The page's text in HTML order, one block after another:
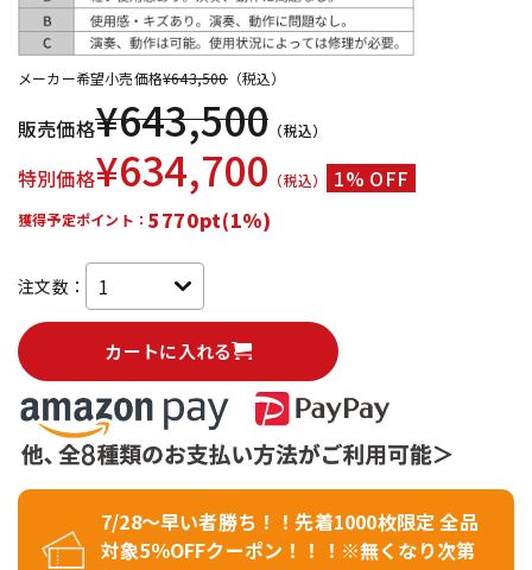
メーカー希望小売価格¥643,500（税込）
販売価格¥643,500 （税込）
特別価格¥634,700 （税込） 1% OFF
獲得予定ポイント： 5770pt(1%)
注文数：
カートに入れる
7/28～早い者勝ち！！先着1000枚限定 全品
対象5％OFFクーポン！！！※無くなり次第